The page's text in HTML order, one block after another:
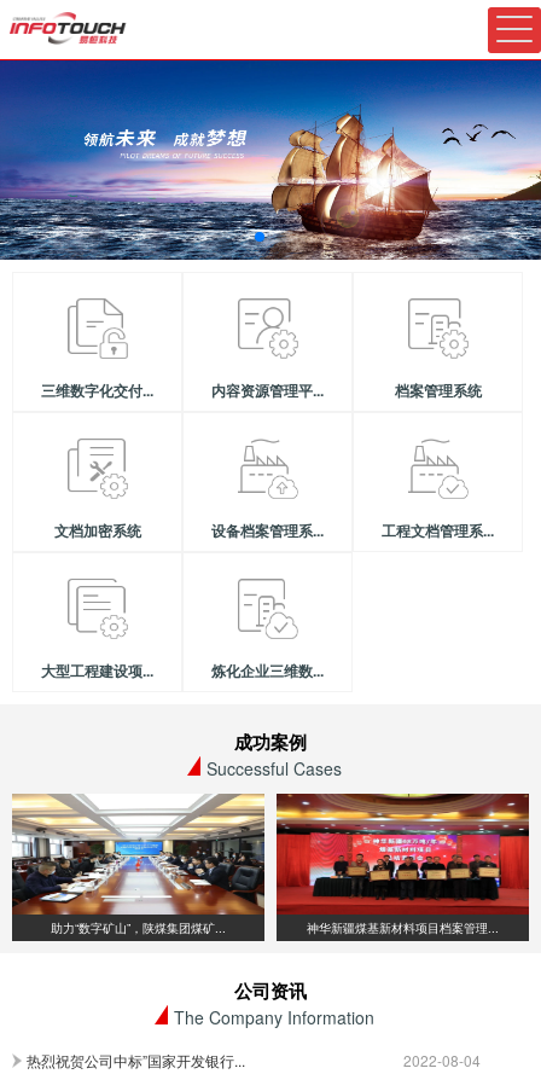
三维数字化交付... 内容资源管理平... 档案管理系统
文档加密系统 设备档案管理系... 工程文档管理系...
大型工程建设项... 炼化企业三维数...
成功案例
Successful Cases
助力“数字矿山”，陕煤集团煤矿... 神华新疆煤基新材料项目档案管理...
公司资讯
The Company Information
热烈祝贺公司中标”国家开发银行...
2022-08-04